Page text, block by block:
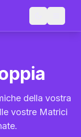
della vostra
vostre Matrici